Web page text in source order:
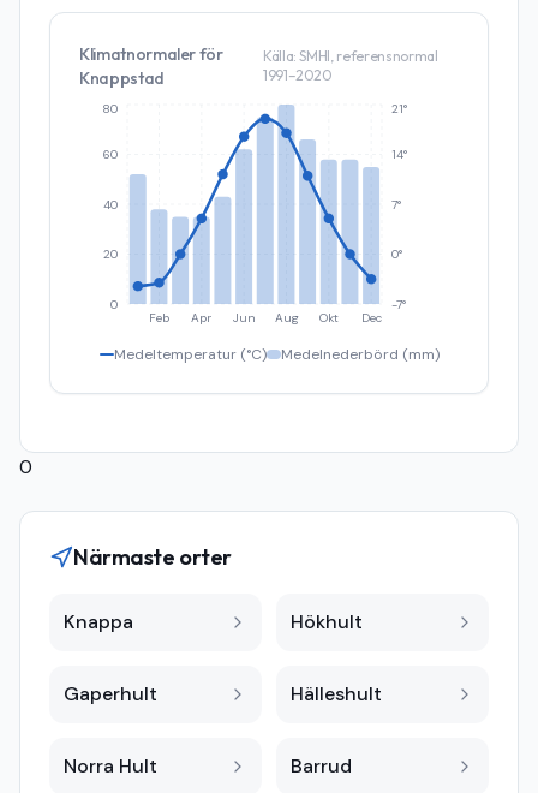
Klimatnormaler för
Knappstad
Källa: SMHI, referensnormal
1991–2020
Feb Apr Jun Aug Okt Dec
0
20
40
60
80
-7°
0°
7°
14°
21°
Medeltemperatur (°C) Medelnederbörd (mm)
0
Närmaste orter
Knappa Hökhult
Gaperhult Hälleshult
Norra Hult Barrud